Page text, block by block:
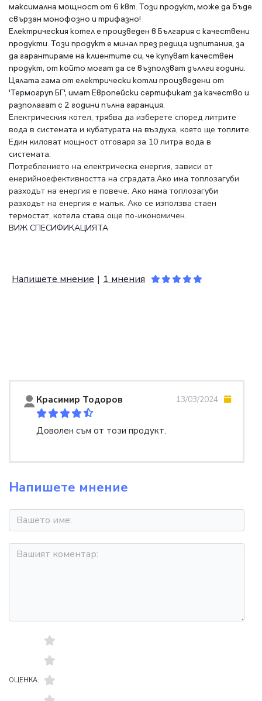
максимална мощност от 6 квт. Този продукт, може да бъде
свързан монофозно и трифазно!
Електрическия котел е произведен в България с качествени
продукти. Този продукт е минал през редица изпитания, за
да гарантираме на клиентите си, че купуват качествен
продукт, от който могат да се възползват дъллги години.
Цялата гама от електрически котли произведени от
'Термогруп БГ', имат Европейски сертификат за качество и
разполагат с 2 години пълна гаранция.
Електрическия котел, трябва да изберете според литрите
вода в системата и кубатурата на въздуха, която ще топлите.
Един киловат мощност отговаря за 10 литра вода в
системата.
Потреблението на електрическа енергия, зависи от
енерийноефективността на сградата.Ако има топлозагуби
разходът на енергия е повече. Ако няма топлозагуби
разходът на енергия е малък. Ако се използва стаен
термостат, котела става още по-икономичен.
ВИЖ СПЕСИФИКАЦИЯТА
Напишете мнение | 1 мнения
13/03/2024
Красимир Тодоров
Доволен съм от този продукт.
Напишете мнение
ОЦЕНКА: